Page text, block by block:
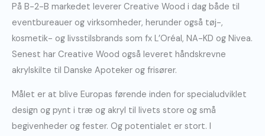
På B-2-B markedet leverer Creative Wood i dag både til
eventbureauer og virksomheder, herunder også tøj-,
kosmetik- og livsstilsbrands som fx L’Oréal, NA-KD og Nivea.
Senest har Creative Wood også leveret håndskrevne
akrylskilte til Danske Apoteker og frisører.
Målet er at blive Europas førende inden for specialudviklet
design og pynt i træ og akryl til livets store og små
begivenheder og fester. Og potentialet er stort. I